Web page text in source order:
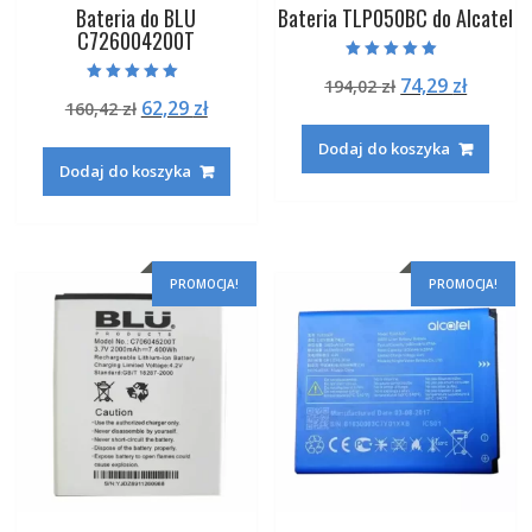
Bateria do BLU
C726004200T
5.00
na 5
160,42zł Pierwotna
wynosiła:
160,42 zł.
62,29 złAktualna
62,29 zł.
Dodaj do koszyka
Bateria TLP050BC do Alcatel
5.00
na 5
194,02zł Pierwotna
wynosiła:
194,02 zł.
74,29 zł
74,29
Dodaj do koszyka
PROMOCJA! PROMOCJA!